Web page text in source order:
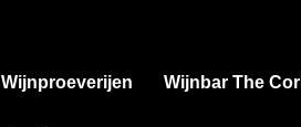
Wijnproeverijen Wijnbar The